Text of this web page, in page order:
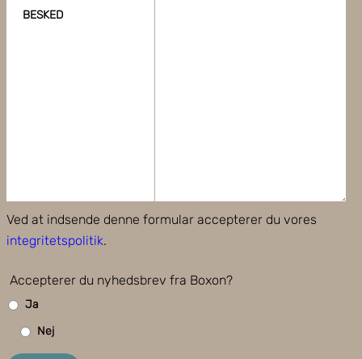
BESKED
Ved at indsende denne formular accepterer du vores
integritetspolitik.
Accepterer du nyhedsbrev fra Boxon?
Ja
Nej